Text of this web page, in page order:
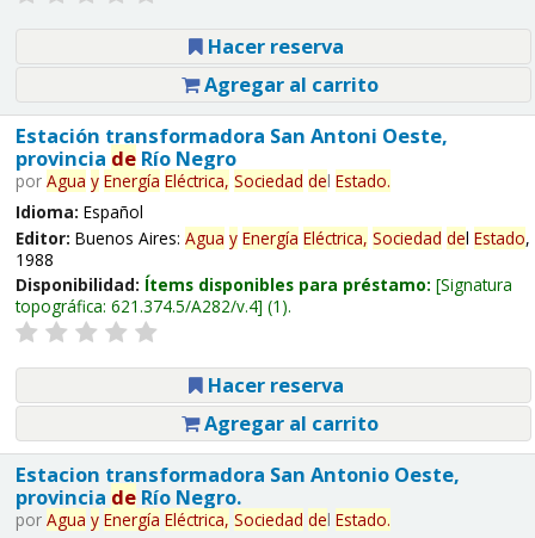
Hacer reserva
Agregar al carrito
Estación transformadora San Antoni Oeste,
provincia deRío Negro
por Agua y Energía Eléctrica, Sociedad del Estado.
Idioma: Español
Editor: Buenos Aires: Agua y Energía Eléctrica, Sociedad del Estado,
1988
Disponibilidad: Ítems disponibles para préstamo: Signatura
topográfica: 621.374.5/A282/v.4 (1).
Hacer reserva
Agregar al carrito
Estacion transformadora San Antonio Oeste,
provincia deRío Negro.
por Agua y Energía Eléctrica, Sociedad del Estado.